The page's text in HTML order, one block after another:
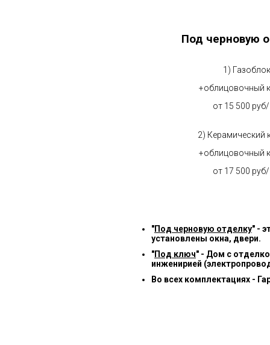
Под черновую
1) Газоблок
+облицовочный
от 15 500
2) Керамический
+облицовочный
от 17 500
"Под черновую отделку" -
установлены окна, двери.
"Под ключ" - Дом с
инженирией
Во всех комплектациях -